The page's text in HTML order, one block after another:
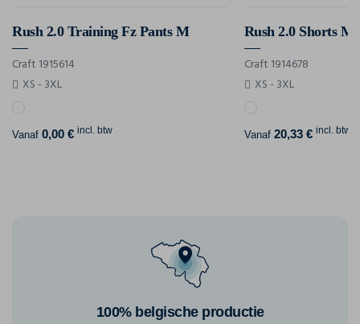
Rush 2.0 Training Fz Pants M
Craft 1915614
XS - 3XL
Vanaf 0,00 € incl. btw
Rush 2.0 Shorts M
Craft 1914678
XS - 3XL
Vanaf 20,33 € incl. btw
100% belgische productie